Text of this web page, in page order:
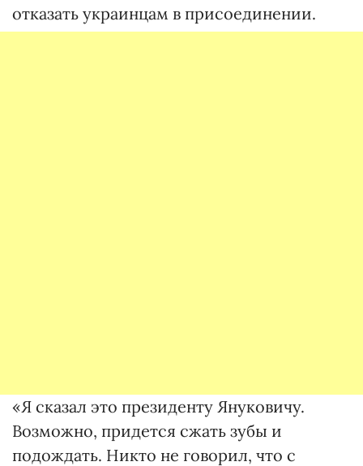
отказать украинцам в присоединении.
«Я сказал это президенту Януковичу.
Возможно, придется сжать зубы и
подождать. Никто не говорил, что с